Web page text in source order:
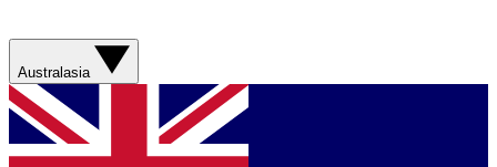
Australasia